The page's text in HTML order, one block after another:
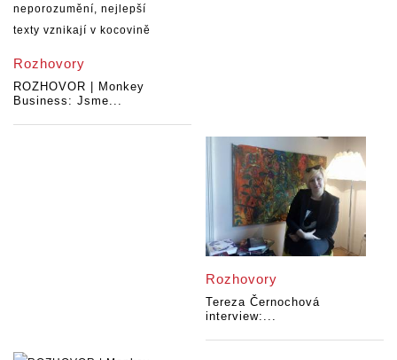
Rozhovory
ROZHOVOR | Monkey
Business: Jsme...
Rozhovory
Tereza Černochová
interview:...